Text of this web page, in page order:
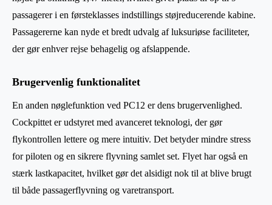
passagerer i en førsteklasses indstillings støjreducerende kabine.
Passagererne kan nyde et bredt udvalg af luksuriøse faciliteter,
der gør enhver rejse behagelig og afslappende.
Brugervenlig funktionalitet
En anden nøglefunktion ved PC12 er dens brugervenlighed.
Cockpittet er udstyret med avanceret teknologi, der gør
flykontrollen lettere og mere intuitiv. Det betyder mindre stress
for piloten og en sikrere flyvning samlet set. Flyet har også en
stærk lastkapacitet, hvilket gør det alsidigt nok til at blive brugt
til både passagerflyvning og varetransport.